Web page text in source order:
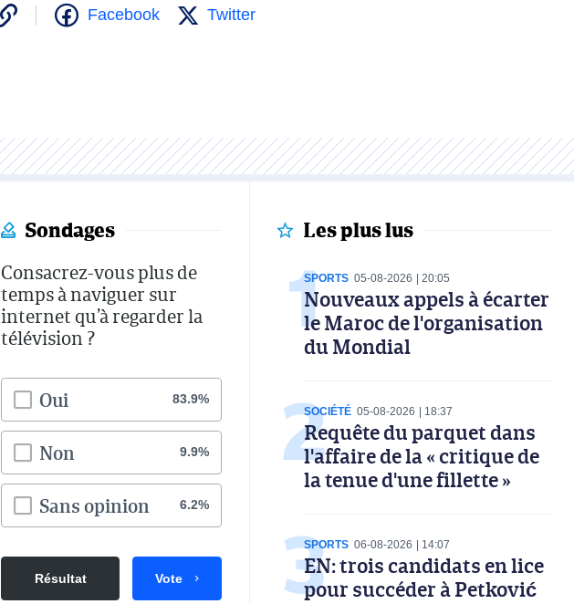
Facebook Twitter
Sondages
Consacrez-vous plus de
temps à naviguer sur
internet qu’à regarder la
télévision ?
Oui 83.9%
Non 9.9%
Sans opinion 6.2%
Résultat Vote
Les plus lus
SPORTS 05-08-2026 20:05
Nouveaux appels à écarter
le Maroc de l'organisation
du Mondial
SOCIÉTÉ 05-08-2026 18:37
Requête du parquet dans
l'affaire de la « critique de
la tenue d'une fillette »
SPORTS 06-08-2026 14:07
EN: trois candidats en lice
pour succéder à Petković